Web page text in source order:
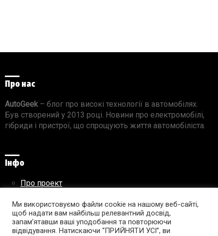
Про нас
AutoGeek – блог про високі технології в автомобілях.
Був створений у 2013 році. Новини про електромобілі,
гібриди і пристрої, що спрощують життя автомобіліста.
Інфо
Про проект
Правила використання матеріалів
Ми використовуємо файли cookie на нашому веб-сайті,
щоб надати вам найбільш релевантний досвід,
запам’ятавши ваші уподобання та повторюючи
відвідування. Натискаючи “ПРИЙНЯТИ УСІ”, ви